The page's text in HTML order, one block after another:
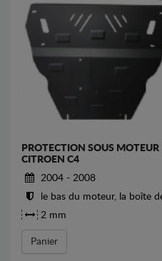
PROTECTION SOUS
CITROEN C4
2004 - 2008
le bas du moteur, la boîte
2 mm
Panier